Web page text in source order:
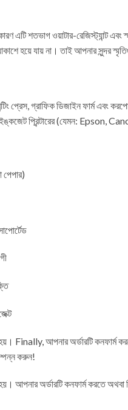
এটি শতভাগ ওয়াটার-রেজিস্ট্যান্ট
হয়ে যায় না। তাই আপনার সুন্দর
প্রেস, গ্রাফিক ডিজাইন ফার্ম এবং
প্রিন্টারের (যেমন: Epson,
হয়। Finally, আপনার অর্ডারটি
করুন!
আপনার অর্ডারটি কনফার্ম করতে